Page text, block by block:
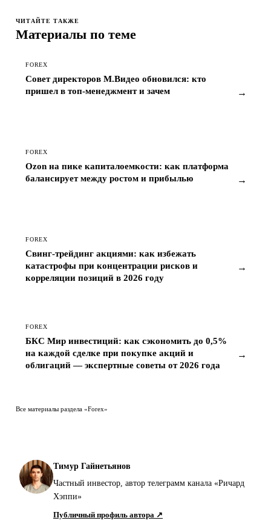
ЧИТАЙТЕ ТАКЖЕ
Материалы по теме
FOREX
Совет директоров М.Видео обновился: кто
пришел в топ-менеджмент и зачем
→
FOREX
Ozon на пике капиталоемкости: как платформа
балансирует между ростом и прибылью
→
FOREX
Свинг-трейдинг акциями: как избежать
катастрофы при концентрации рисков и
корреляции позиций в 2026 году
→
FOREX
БКС Мир инвестиций: как сэкономить до 0,5%
на каждой сделке при покупке акций и
облигаций — экспертные советы от 2026 года
→
Все материалы раздела «Forex»
Тимур Гайнетьянов
Частный инвестор, автор телеграмм канала «Ричард
Хэппи»
Публичный профиль автора ↗